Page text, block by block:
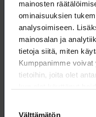
mainosten
ominaisuuksien
analysoimiseen.
mainosalan ja
tietoja siitä, miten
Kumppanimme
tietoihin, joita olet
Välttämätön
KOULUTUS
DIGITAIDOT